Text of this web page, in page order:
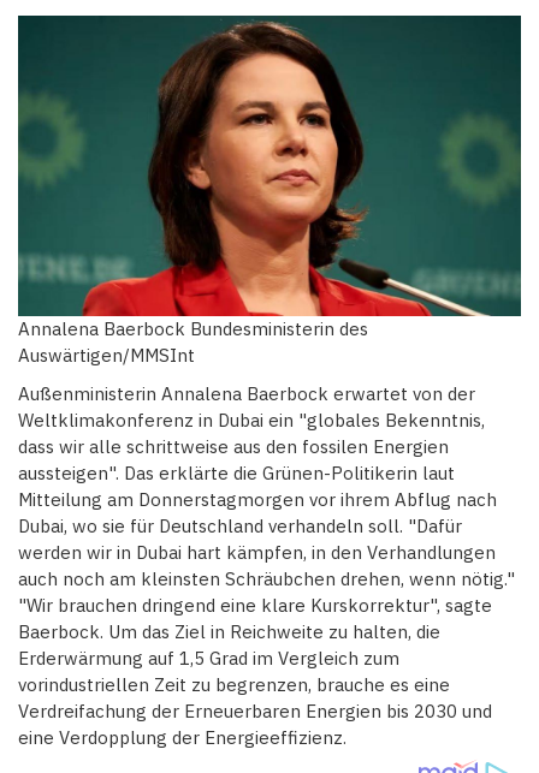
Annalena Baerbock Bundesministerin des
Auswärtigen/MMSInt
Außenministerin Annalena Baerbock erwartet von der
Weltklimakonferenz in Dubai ein "globales Bekenntnis,
dass wir alle schrittweise aus den fossilen Energien
aussteigen". Das erklärte die Grünen-Politikerin laut
Mitteilung am Donnerstagmorgen vor ihrem Abflug nach
Dubai, wo sie für Deutschland verhandeln soll. "Dafür
werden wir in Dubai hart kämpfen, in den Verhandlungen
auch noch am kleinsten Schräubchen drehen, wenn nötig."
"Wir brauchen dringend eine klare Kurskorrektur", sagte
Baerbock. Um das Ziel in Reichweite zu halten, die
Erderwärmung auf 1,5 Grad im Vergleich zum
vorindustriellen Zeit zu begrenzen, brauche es eine
Verdreifachung der Erneuerbaren Energien bis 2030 und
eine Verdopplung der Energieeffizienz.